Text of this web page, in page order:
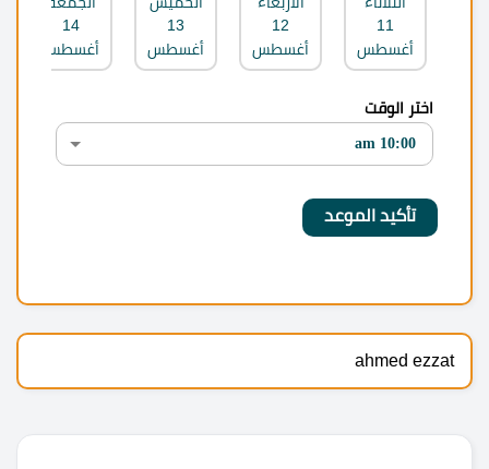
11
أغسطس
12
أغسطس
13
أغسطس
14
أغسطس
اختر الوقت
ahmed ezzat